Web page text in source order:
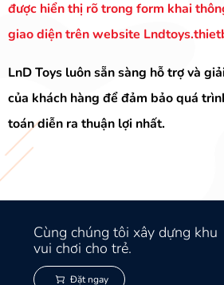
được hiển thị rõ trong form khai
giao diện trên website
LnD Toys luôn sẵn sàng hỗ trợ và
của khách hàng để đảm bảo quá
toán diễn ra thuận lợi nhất.
Cùng chúng tôi xây dựng khu
vui chơi cho trẻ.
Đặt ngay